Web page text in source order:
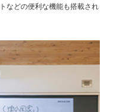
などの便利な機能も搭載され